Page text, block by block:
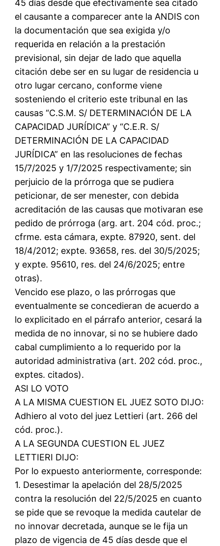
45 días desde que efectivamente sea citado
el causante a comparecer ante la ANDIS con
la documentación que sea exigida y/o
requerida en relación a la prestación
previsional, sin dejar de lado que aquella
citación debe ser en su lugar de residencia u
otro lugar cercano, conforme viene
sosteniendo el criterio este tribunal en las
causas “C.S.M. S/ DETERMINACIÓN DE LA
CAPACIDAD JURÍDICA” y “C.E.R. S/
DETERMINACIÓN DE LA CAPACIDAD
JURÍDICA” en las resoluciones de fechas
15/7/2025 y 1/7/2025 respectivamente; sin
perjuicio de la prórroga que se pudiera
peticionar, de ser menester, con debida
acreditación de las causas que motivaran ese
pedido de prórroga (arg. art. 204 cód. proc.;
cfrme. esta cámara, expte. 87920, sent. del
18/4/2012; expte. 93658, res. del 30/5/2025;
y expte. 95610, res. del 24/6/2025; entre
otras).
Vencido ese plazo, o las prórrogas que
eventualmente se concedieran de acuerdo a
lo explicitado en el párrafo anterior, cesará la
medida de no innovar, si no se hubiere dado
cabal cumplimiento a lo requerido por la
autoridad administrativa (art. 202 cód. proc.,
exptes. citados).
ASI LO VOTO
A LA MISMA CUESTION EL JUEZ SOTO DIJO:
Adhiero al voto del juez Lettieri (art. 266 del
cód. proc.).
A LA SEGUNDA CUESTION EL JUEZ
LETTIERI DIJO:
Por lo expuesto anteriormente, corresponde:
1. Desestimar la apelación del 28/5/2025
contra la resolución del 22/5/2025 en cuanto
se pide que se revoque la medida cautelar de
no innovar decretada, aunque se le fija un
plazo de vigencia de 45 días desde que el